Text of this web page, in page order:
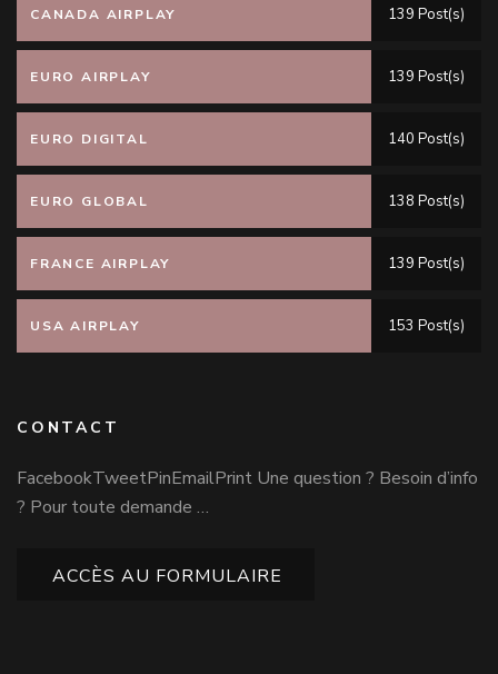
CANADA AIRPLAY 139 Post(s)
EURO AIRPLAY 139 Post(s)
EURO DIGITAL 140 Post(s)
EURO GLOBAL 138 Post(s)
FRANCE AIRPLAY 139 Post(s)
USA AIRPLAY 153 Post(s)
CONTACT
FacebookTweetPinEmailPrint Une question ? Besoin d’info
? Pour toute demande …
ACCÈS AU FORMULAIRE